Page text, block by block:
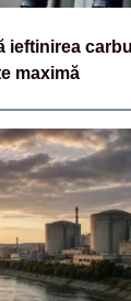
ieftinirea
maximă